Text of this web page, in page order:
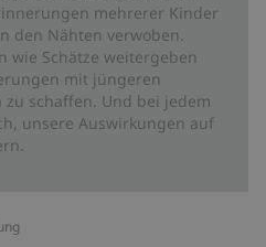
mehrerer Kinder
den Nähten verwoben.
wie Schätze weitergeben
mit jüngeren
schaffen. Und bei jedem
unsere Auswirkungen auf